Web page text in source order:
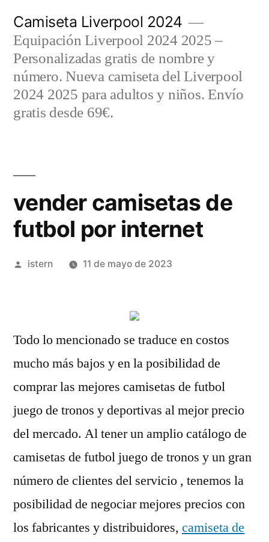
contenido
Camiseta Liverpool 2024
Equipación Liverpool 2024 2025 –
Personalizadas gratis de nombre y
número. Nueva camiseta del Liverpool
2024 2025 para adultos y niños. Envío
gratis desde 69€.
vender camisetas de
futbol por internet
Publicado
istern 11 de mayo de 2023
Todo lo mencionado se traduce en costos
mucho más bajos y en la posibilidad de
comprar las mejores camisetas de futbol
juego de tronos y deportivas al mejor precio
del mercado. Al tener un amplio catálogo de
camisetas de futbol juego de tronos y un gran
número de clientes del servicio , tenemos la
posibilidad de negociar mejores precios con
los fabricantes y distribuidores, camiseta de